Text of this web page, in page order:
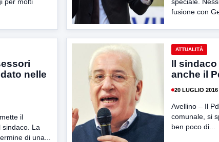
fusione con
nelle
il
sindaco. La
di una...
ATTUALITÀ
Il
anche il
20 LUGLIO 2016
Avellino – Il
comunale, si
ben poco di...